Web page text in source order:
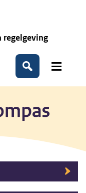
regelgeving
Zoeken